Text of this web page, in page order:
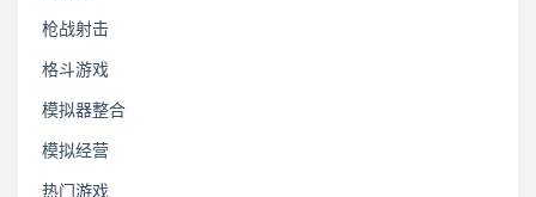
枪战射击
格斗游戏
模拟器整合
模拟经营
热门游戏